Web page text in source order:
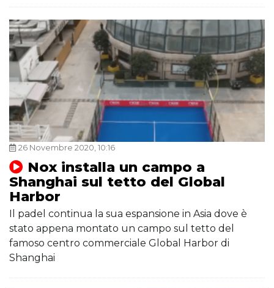
26 Novembre 2020, 10:16
Nox installa un campo a
Shanghai sul tetto del Global
Harbor
Il padel continua la sua espansione in Asia dove è
stato appena montato un campo sul tetto del
famoso centro commerciale Global Harbor di
Shanghai